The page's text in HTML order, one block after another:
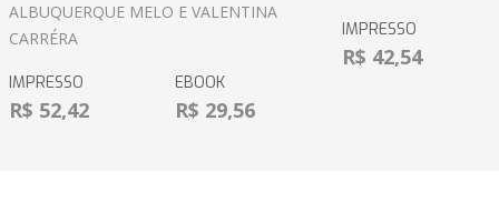
ALBUQUERQUE MELO E VALENTINA
CARRÉRA
IMPRESSO
R$ 52,42
EBOOK
R$ 29,56
IMPRESSO
R$ 42,54